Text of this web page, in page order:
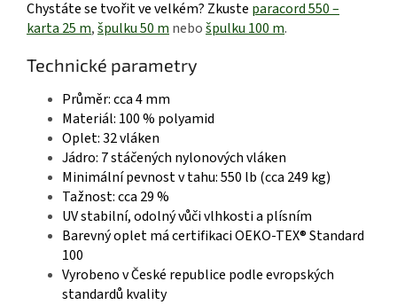
Chystáte se tvořit ve velkém? Zkuste paracord 550 –
karta 25 m,špulku 50 m nebošpulku 100 m.
Technické parametry
Průměr: cca 4 mm
Materiál: 100 % polyamid
Oplet: 32 vláken
Jádro: 7 stáčených nylonových vláken
Minimální pevnost v tahu: 550 lb (cca 249 kg)
Tažnost: cca 29 %
UV stabilní, odolný vůči vlhkosti a plísním
Barevný oplet má certifikaci OEKO-TEX® Standard
100
Vyrobeno v České republice podle evropských
standardů kvality